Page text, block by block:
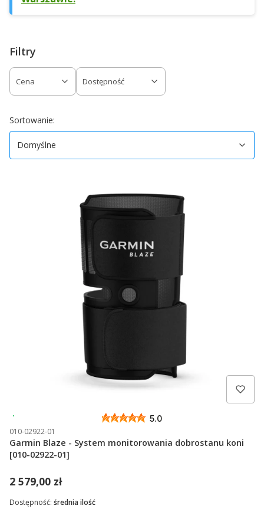
Filtry
Cena Dostępność
Sortowanie:
Domyślne
5.0
010-02922-01
Garmin Blaze - System monitorowania dobrostanu koni
[010-02922-01]
2 579,00 zł
Dostępność: średnia ilość